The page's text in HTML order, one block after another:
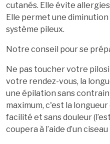
cutanés. Elle évite
Elle permet une
système pileux.
Notre conseil pour se
Ne pas toucher votre
votre rendez-vous, la
une épilation sans
maximum, c'est la
facilité et sans douleur
coupera à l’aide d’un